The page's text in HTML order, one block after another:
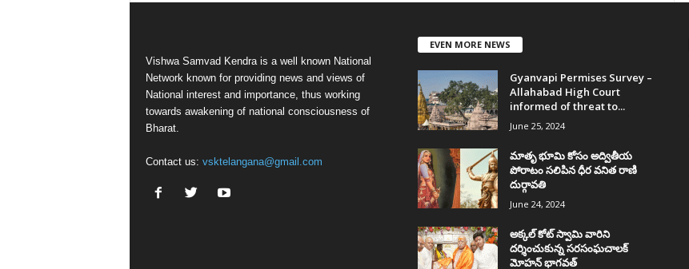
Vishwa Samvad Kendra is a well known National
Network known for providing news and views of
National interest and importance, thus working
towards awakening of national consciousness of
Bharat.
Contact us: vsktelangana@gmail.com
EVEN MORE NEWS
Gyanvapi Permises Survey –
Allahabad High Court
informed of threat to...
June 25, 2024
మాతృ భూమి కోసం అద్వితీయ
పోరాటం సలిపిన ధీర వనిత రాణి
దుర్గావతి
June 24, 2024
అక్కల్‌ కోట్‌ స్వామి వారిని
దర్శించుకున్న సరసంఘచాలక్
మోహన్ భాగవత్